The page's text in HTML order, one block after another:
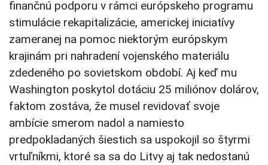
finančnú podporu v rámci európskeho programu
stimulácie rekapitalizácie, americkej iniciatívy
zameranej na pomoc niektorým európskym
krajinám pri nahradení vojenského materiálu
zdedeného po sovietskom období. Aj keď mu
Washington poskytol dotáciu 25 miliónov dolárov,
faktom zostáva, že musel revidovať svoje
ambície smerom nadol a namiesto
predpokladaných šiestich sa uspokojil so štyrmi
vrtuľníkmi, ktoré sa sa do Litvy aj tak nedostanú